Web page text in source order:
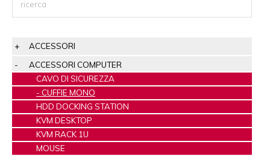
ACCESSORI
ACCESSORI COMPUTER
CAVO DI SICUREZZA
CUFFIE MONO
HDD DOCKING STATION
KVM DESKTOP
KVM RACK 1U
MOUSE